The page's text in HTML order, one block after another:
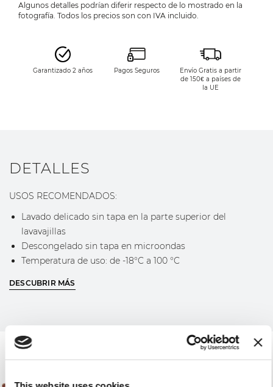
Algunos detalles podrían diferir respecto de lo mostrado en la
fotografía. Todos los precios son con IVA incluido.
Garantizado 2 años Pagos Seguros
Envío Gratis a partir
de 150€ a países de
la UE
DETALLES
USOS RECOMENDADOS:
Lavado delicado sin tapa en la parte superior del
lavavajillas
Descongelado sin tapa en microondas
Temperatura de uso: de -18°C a 100 °C
testados y certificados para el contacto con alimentos.
DESCUBRE MÁS
DESCUBRIR MÁS